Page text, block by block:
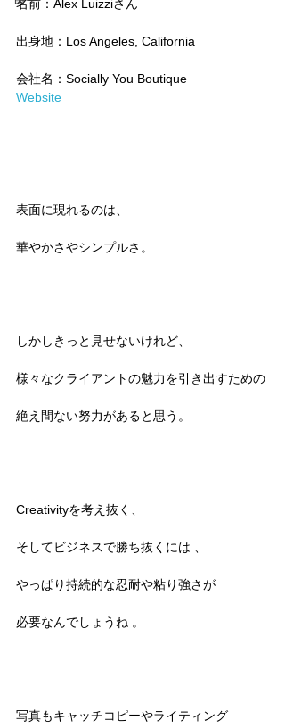
名前：Alex Luizziさん
出身地：Los Angeles, California
会社名：Socially You Boutique
Website
表面に現れるのは、
華やかさやシンプルさ。
しかしきっと見せないけれど、
様々なクライアントの魅力を引き出すための
絶え間ない努力があると思う。
Creativityを考え抜く、
そしてビジネスで勝ち抜くには 、
やっぱり持続的な忍耐や粘り強さが
必要なんでしょうね 。
写真もキャッチコピーやライティング